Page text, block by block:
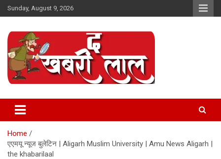
Skip
to
Sunday, August 9, 2026
The Khabri Laal
Online News Portal
Home
एएमयू न्यूज बुलेटिन | Aligarh Muslim University | Amu News Aligarh |
the khabarilaal